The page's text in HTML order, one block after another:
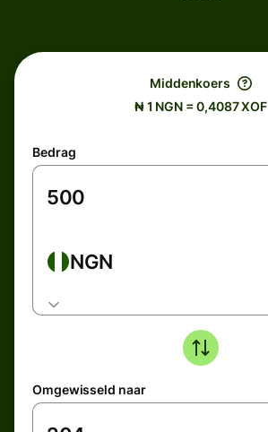
Middenkoers
₦ 1 NGN = 0,4087 XOF
Bedrag
NGN
Omgewisseld naar